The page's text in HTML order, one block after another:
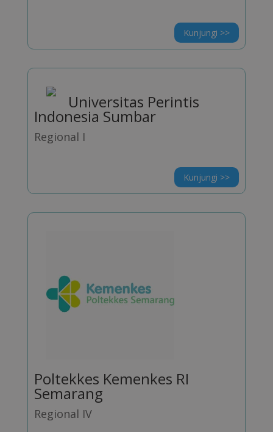
Kunjungi >>
Universitas Perintis
Indonesia Sumbar
Regional I
Kunjungi >>
Poltekkes Kemenkes RI
Semarang
Regional IV